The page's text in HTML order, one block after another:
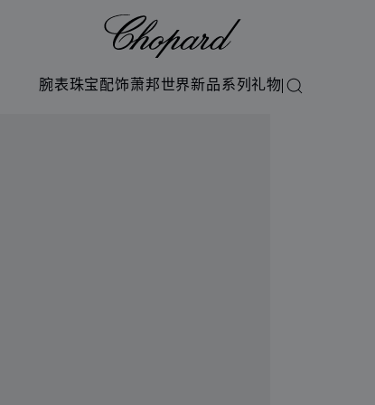
腕表珠宝配饰萧邦世界新品系列礼物搜索